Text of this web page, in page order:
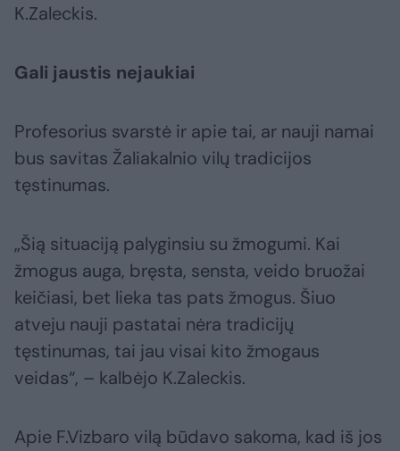
K.Zaleckis.
Gali jaustis nejaukiai
Profesorius svarstė ir apie tai, ar nauji namai
bus savitas Žaliakalnio vilų tradicijos
tęstinumas.
„Šią situaciją palyginsiu su žmogumi. Kai
žmogus auga, bręsta, sensta, veido bruožai
keičiasi, bet lieka tas pats žmogus. Šiuo
atveju nauji pastatai nėra tradicijų
tęstinumas, tai jau visai kito žmogaus
veidas“, – kalbėjo K.Zaleckis.
Apie F.Vizbaro vilą būdavo sakoma, kad iš jos